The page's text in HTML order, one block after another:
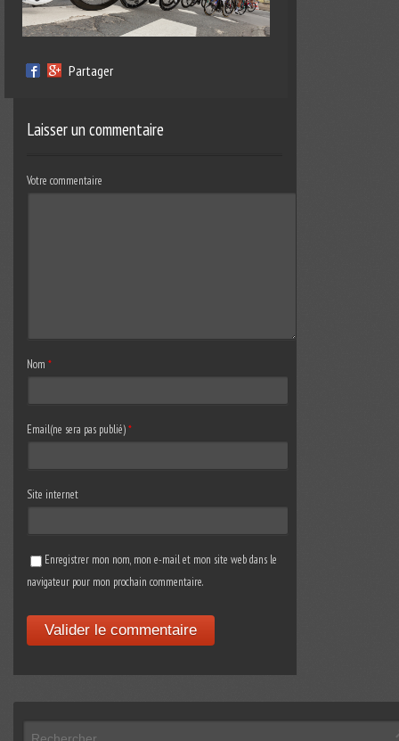
Partager
Laisser un commentaire
Votre commentaire
Nom *
Email(ne sera pas publié)*
Site internet
Enregistrer mon nom, mon e-mail et mon site web dans le
navigateur pour mon prochain commentaire.